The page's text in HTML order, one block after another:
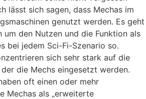
lässt sich sagen, dass Mechas im
genutzt werden. Es geht
um den Nutzen und die Funktion als
bei jedem Sci-Fi-Szenario so.
sich sehr stark auf die
die Mechs eingesetzt werden.
oft einen oder mehr
Mechas als „erweiterte